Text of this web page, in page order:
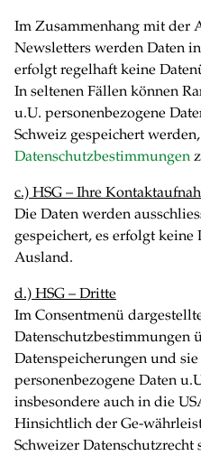
Im Zusammenhang mit der
Newsletters werden Daten
erfolgt regelhaft keine
In seltenen Fällen können
u.U. personenbezogene
Schweiz gespeichert
Datenschutzbestimmungen
c.) HSG – Ihre
Die Daten werden
gespeichert, es erfolgt
Ausland.
d.) HSG – Dritte
Im Consentmenü
Datenschutzbestimmungen
Datenspeicherungen und
personenbezogene Daten
insbesondere auch in die
Hinsichtlich der Ge-
Schweizer